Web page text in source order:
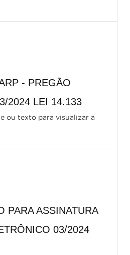
- PREGÃO
2024 LEI 14.133
ou texto para visualizar a
PARA ASSINATURA
03/2024